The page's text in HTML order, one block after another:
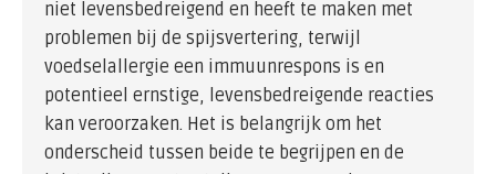
niet levensbedreigend en heeft te maken met
problemen bij de spijsvertering, terwijl
voedselallergie een immuunrespons is en
potentieel ernstige, levensbedreigende reacties
kan veroorzaken. Het is belangrijk om het
onderscheid tussen beide te begrijpen en de